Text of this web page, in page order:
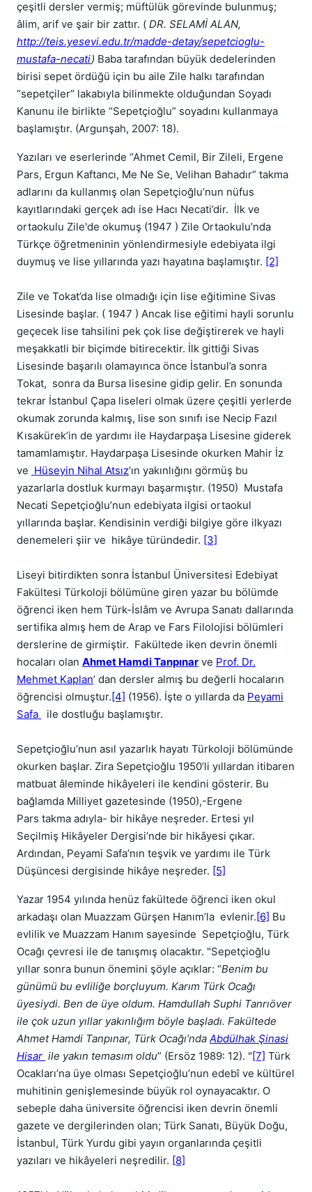
çeşitli dersler vermiş; müftülük görevinde bulunmuş;
âlim, arif ve şair bir zattır. ( DR. SELAMİ ALAN,
http://teis.yesevi.edu.tr/madde-detay/sepetcioglu-
mustafa-necati) Baba tarafından büyük dedelerinden
birisi sepet ördüğü için bu aile Zile halkı tarafından
“sepetçiler” lakabıyla bilinmekte olduğundan Soyadı
Kanunu ile birlikte “Sepetçioğlu” soyadını kullanmaya
başlamıştır. (Argunşah, 2007: 18).
Yazıları ve eserlerinde “Ahmet Cemil, Bir Zileli, Ergene
Pars, Ergun Kaftancı, Me Ne Se, Velihan Bahadır” takma
adlarını da kullanmış olan Sepetçioğlu’nun nüfus
kayıtlarındaki gerçek adı ise Hacı Necati’dir. İlk ve
ortaokulu Zile'de okumuş (1947 ) Zile Ortaokulu’nda
Türkçe öğretmeninin yönlendirmesiyle edebiyata ilgi
duymuş ve lise yıllarında yazı hayatına başlamıştır. [2]
Zile ve Tokat’da lise olmadığı için lise eğitimine Sivas
Lisesinde başlar. ( 1947 ) Ancak lise eğitimi hayli sorunlu
geçecek lise tahsilini pek çok lise değiştirerek ve hayli
meşakkatli bir biçimde bitirecektir. İlk gittiği Sivas
Lisesinde başarılı olamayınca önce İstanbul’a sonra
Tokat, sonra da Bursa lisesine gidip gelir. En sonunda
tekrar İstanbul Çapa liseleri olmak üzere çeşitli yerlerde
okumak zorunda kalmış, lise son sınıfı ise Necip Fazıl
Kısakürek’in de yardımı ile Haydarpaşa Lisesine giderek
tamamlamıştır. Haydarpaşa Lisesinde okurken Mahir İz
ve Hüseyin Nihal Atsız’ın yakınlığını görmüş bu
yazarlarla dostluk kurmayı başarmıştır. (1950) Mustafa
Necati Sepetçioğlu’nun edebiyata ilgisi ortaokul
yıllarında başlar. Kendisinin verdiği bilgiye göre ilkyazı
denemeleri şiir ve hikâye türündedir. [3]
Liseyi bitirdikten sonra İstanbul Üniversitesi Edebiyat
Fakültesi Türkoloji bölümüne giren yazar bu bölümde
öğrenci iken hem Türk-İslâm ve Avrupa Sanatı dallarında
sertifika almış hem de Arap ve Fars Filolojisi bölümleri
derslerine de girmiştir. Fakültede iken devrin önemli
hocaları olan Ahmet Hamdi Tanpınar ve Prof. Dr.
Mehmet Kaplan’ dan dersler almış bu değerli hocaların
öğrencisi olmuştur.[4] (1956). İşte o yıllarda da Peyami
Safa
ile dostluğu başlamıştır.
Sepetçioğlu’nun asıl yazarlık hayatı Türkoloji bölümünde
okurken başlar. Zira Sepetçioğlu 1950’li yıllardan itibaren
matbuat âleminde hikâyeleri ile kendini gösterir. Bu
bağlamda Milliyet gazetesinde (1950),-Ergene
Pars takma adıyla- bir hikâye neşreder. Ertesi yıl
Seçilmiş Hikâyeler Dergisi’nde bir hikâyesi çıkar.
Ardından, Peyami Safa’nın teşvik ve yardımı ile Türk
Düşüncesi dergisinde hikâye neşreder. [5]
Yazar 1954 yılında henüz fakültede öğrenci iken okul
arkadaşı olan Muazzam Gürşen Hanım’la evlenir.[6] Bu
evlilik ve Muazzam Hanım sayesinde Sepetçioğlu, Türk
Ocağı çevresi ile de tanışmış olacaktır. "Sepetçioğlu
yıllar sonra bunun önemini şöyle açıklar: “Benim bu
günümü bu evliliğe borçluyum. Karım Türk Ocağı
üyesiydi. Ben de üye oldum. Hamdullah Suphi Tanrıöver
ile çok uzun yıllar yakınlığım böyle başladı. Fakültede
Ahmet Hamdi Tanpınar, Türk Ocağı’nda Abdülhak Şinasi
Hisar ile yakın temasım oldu” (Ersöz 1989: 12). "[7] Türk
Ocakları’na üye olması Sepetçioğlu’nun edebî ve kültürel
muhitinin genişlemesinde büyük rol oynayacaktır. O
sebeple daha üniversite öğrencisi iken devrin önemli
gazete ve dergilerinden olan; Türk Sanatı, Büyük Doğu,
İstanbul, Türk Yurdu gibi yayın organlarında çeşitli
yazıları ve hikâyeleri neşredilir. [8]